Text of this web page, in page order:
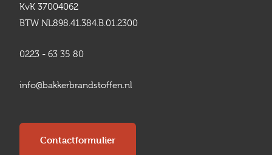
KvK 37004062
BTW NL898.41.384.B.01.2300
0223 - 63 35 80
info@bakkerbrandstoffen.nl
Contactformulier